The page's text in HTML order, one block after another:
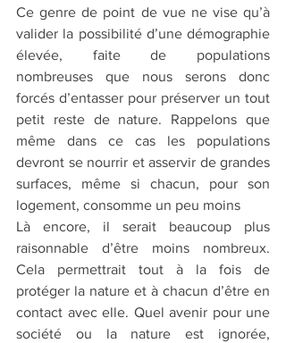
Ce genre de point de vue ne vise qu’à
valider la possibilité d’une démographie
élevée, faite de populations
nombreuses que nous serons donc
forcés d’entasser pour préserver un tout
petit reste de nature. Rappelons que
même dans ce cas les populations
devront se nourrir et asservir de grandes
surfaces, même si chacun, pour son
logement, consomme un peu moins
Là encore, il serait beaucoup plus
raisonnable d’être moins nombreux.
Cela permettrait tout à la fois de
protéger la nature et à chacun d’être en
contact avec elle. Quel avenir pour une
société ou la nature est ignorée,